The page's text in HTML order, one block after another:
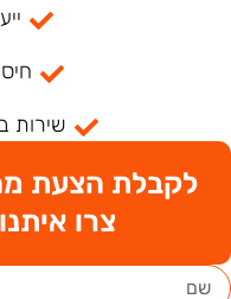
שירות
לקבלת הצעת
צרו